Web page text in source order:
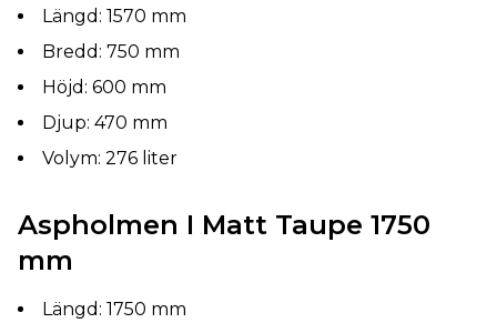
Längd: 1570 mm
Bredd: 750 mm
Höjd: 600 mm
Djup: 470 mm
Volym: 276 liter
Aspholmen I Matt Taupe 1750
mm
Längd: 1750 mm